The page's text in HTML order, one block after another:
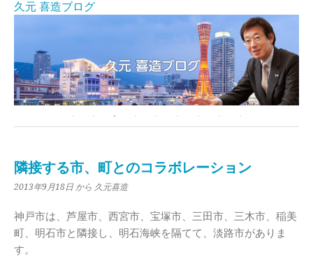
久元 喜造ブログ
隣接する市、町とのコラボレーション
2013年9月18日 から 久元喜造
神戸市は、芦屋市、西宮市、宝塚市、三田市、三木市、稲美
町、明石市と隣接し、明石海峡を隔てて、淡路市がありま
す。